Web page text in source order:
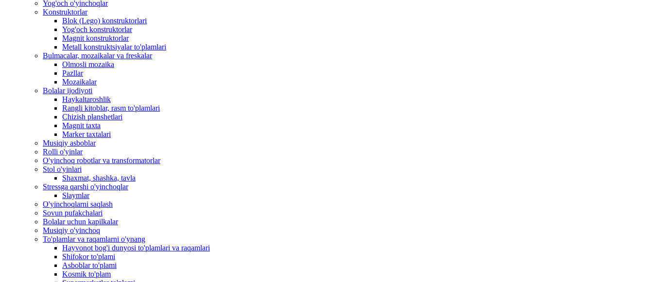
Yog'och o'yinchoqlar
Konstruktorlar
Blok (Lego) konstruktorlari
Yog'och konstruktorlar
Magnit konstruktorlar
Metall konstruktsiyalar to'plamlari
Bulmacalar, mozaikalar va freskalar
Olmosli mozaika
Pazllar
Mozaikalar
Bolalar ijodiyoti
Haykaltaroshlik
Rangli kitoblar, rasm to'plamlari
Chizish planshetlari
Magnit taxta
Marker taxtalari
Musiqiy asboblar
Rolli o'yinlar
O'yinchoq robotlar va transformatorlar
Stol o'yinlari
Shaxmat, shashka, tavla
Stressga qarshi o'yinchoqlar
Slaymlar
O'yinchoqlarni saqlash
Sovun pufakchalari
Bolalar uchun kapilkalar
Musiqiy o'yinchoq
To'plamlar va raqamlarni o'ynang
Hayvonot bog'i dunyosi to'plamlari va raqamlari
Shifokor to'plami
Asboblar to'plami
Kosmik to'plam